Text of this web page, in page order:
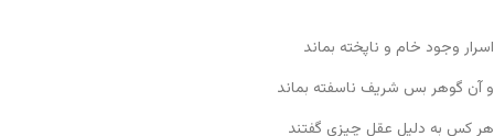
اسرار وجود خام و ناپخته بماند
و آن گوهر بس شریف ناسفته بماند
هر کس به دلیل عقل چیزی گفتند